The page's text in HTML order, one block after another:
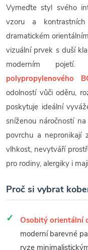
Vymeďte styl svého
vzoru a
dramatickém
vizuální prvek s duší
moderním
polypropylenového
odolností vůči oděru,
poskytuje ideální
sníženou náročností
povrchu a nepronikají
vlhkost, nevytváří
pro rodiny, alergiky i
Proč si vybrat
Osobitý orientální
moderní barevné
ryze